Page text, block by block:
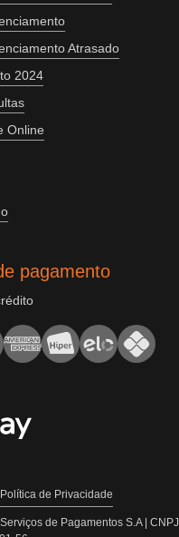
Atrasado
2024
Online
pagamento
Política de Privacidade
de Pagamentos S.A | CNPJ